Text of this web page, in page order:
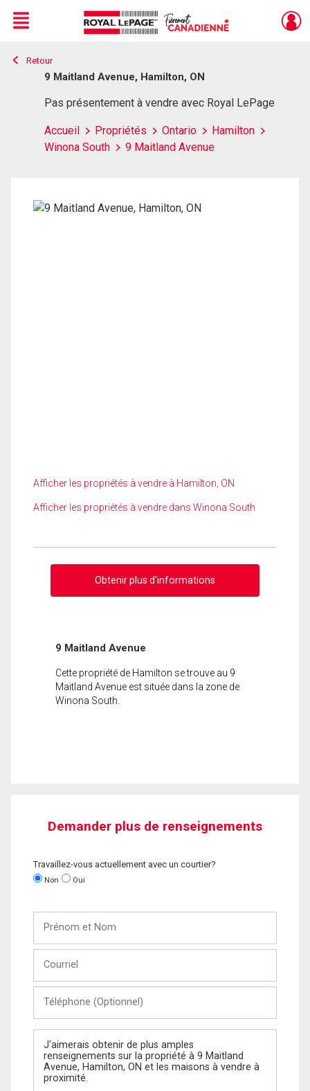
Live
En Direct
Menu
Retour
9 Maitland Avenue, Hamilton, ON
Pas présentement à vendre avec Royal LePage
Accueil Propriétés Ontario
Hamilton
Winona South
9 Maitland Avenue
Afficher les propriétés à vendre à Hamilton, ON
Afficher les propriétés à vendre dans Winona South
Obtenir plus d'informations
9 Maitland Avenue
Cette propriété de Hamilton se trouve au 9
Maitland Avenue est située dans la zone de
Winona South.
Demander plus de renseignements
Travaillez-vous actuellement avec un courtier?
Non Oui
Nom
(Optionnel)
Message